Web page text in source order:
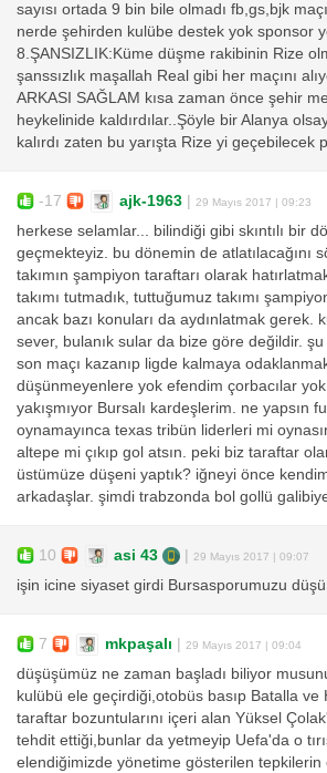
sayısı ortada 9 bin bile olmadı fb,gs,bjk
nerde şehirden kulübe destek yok sponsor
8.ŞANSIZLIK:Küme düşme rakibinin Rize
şanssızlık maşallah Real gibi her maçını
ARKASI SAĞLAM kısa zaman önce şehir
heykelinide kaldırdılar..Şöyle bir Alanya
kalırdı zaten bu yarışta Rize yi geçebilecek
-17 ajk-1963 29 Mayıs 2017 | 09:23
herkese selamlar... bilindiği gibi skıntılı bir
geçmekteyiz. bu dönemin de atlatılacağını
takımın şampiyon taraftarı olarak
takımı tutmadık, tuttuğumuz takımı
ancak bazı konuları da aydınlatmak gerek.
sever, bulanık sular da bize göre değildir.
son maçı kazanıp ligde kalmaya
düşünmeyenlere yok efendim çorbacılar
yakışmıyor Bursalı kardeşlerim. ne yapsın
oynamayınca texas tribün liderleri mi
altepe mi çıkıp gol atsın. peki biz taraftar
üstümüze düşeni yaptık? iğneyi önce
arkadaşlar. şimdi trabzonda bol gollü
10 asi 43 29 Mayıs 2017 | 09:07
işin icine siyaset girdi Bursasporumuzu
7 mkpaşalı 29 Mayıs 2017 | 09:04
düşüşümüz ne zaman başladı biliyor
kulübü ele geçirdiği,otobüs basıp Batalla ve
taraftar bozuntularını içeri alan Yüksel
tehdit ettiği,bunlar da yetmeyip Uefa'da o
elendiğimizde yönetime gösterilen tepkilerin